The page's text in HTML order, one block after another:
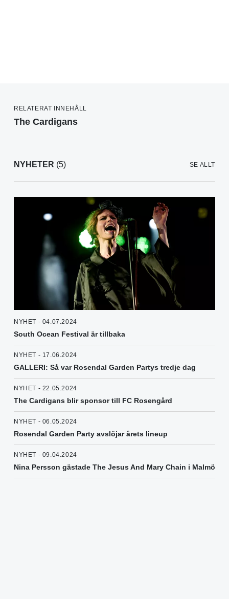
RELATERAT INNEHÅLL
The Cardigans
NYHETER (5) SE ALLT
NYHET - 04.07.2024
South Ocean Festival är tillbaka
NYHET - 17.06.2024
GALLERI: Så var Rosendal Garden Partys tredje dag
NYHET - 22.05.2024
The Cardigans blir sponsor till FC Rosengård
NYHET - 06.05.2024
Rosendal Garden Party avslöjar årets lineup
NYHET - 09.04.2024
Nina Persson gästade The Jesus And Mary Chain i Malmö